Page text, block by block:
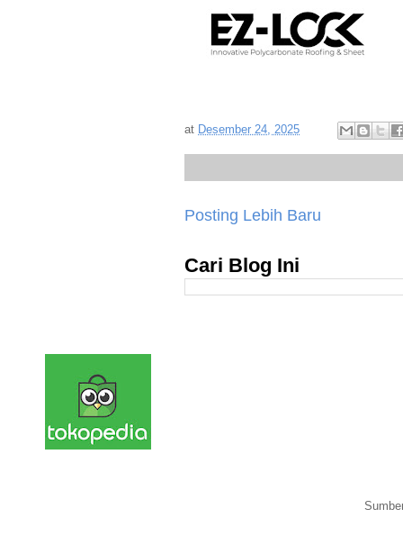
at Desember 24, 2025
Posting Lebih Baru
Cari Blog Ini